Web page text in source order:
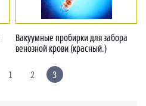
Вакуумные пробирки для забора
венозной крови (красный.)
1 2 3